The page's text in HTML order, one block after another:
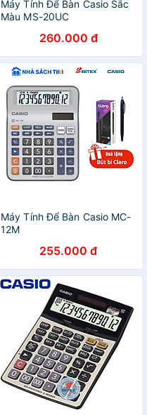
Máy Tính Để Bàn Casio Sắc
Màu MS-20UC
260.000 đ
Máy Tính Để Bàn Casio MC-
12M
255.000 đ